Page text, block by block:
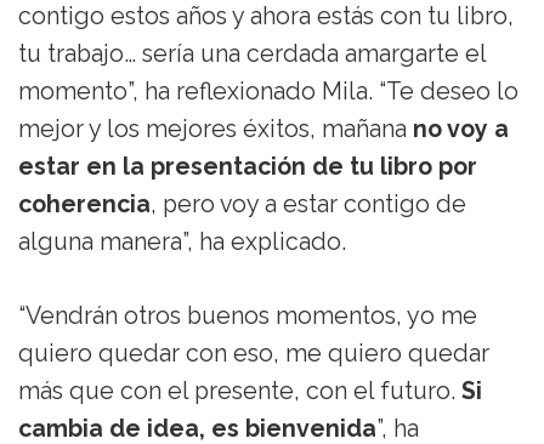
contigo estos años y ahora estás con tu libro,
tu trabajo… sería una cerdada amargarte el
momento”, ha reflexionado Mila. “Te deseo lo
mejor y los mejores éxitos, mañana no voy a
estar en la presentación de tu libro por
coherencia, pero voy a estar contigo de
alguna manera”, ha explicado.
“Vendrán otros buenos momentos, yo me
quiero quedar con eso, me quiero quedar
más que con el presente, con el futuro. Si
cambia de idea, es bienvenida”, ha